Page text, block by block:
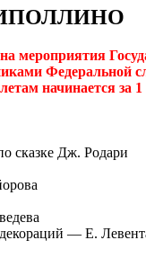
начинается за
сказке Дж. Родари
— Е.